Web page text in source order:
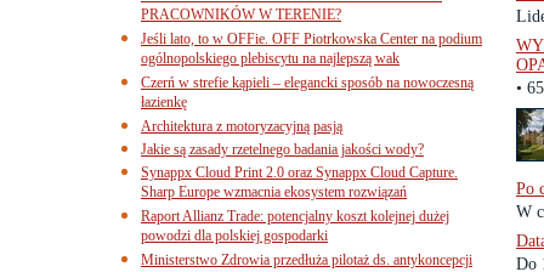
•
Po
W
Do
PRACOWNIKÓW W TERENIE?
Jeśli lato, to w OFFie. OFF Piotrkowska Center na podium
ogólnopolskiego plebiscytu na najlepszą wak
Czerń w strefie kąpieli – elegancki sposób na nowoczesną
łazienkę
Architektura z motoryzacyjną pasją
Jakie są zasady rzetelnego badania jakości wody?
Synappx Cloud Print 2.0 oraz Synappx Cloud Capture.
Sharp Europe wzmacnia ekosystem rozwiązań
Raport Allianz Trade: potencjalny koszt kolejnej dużej
powodzi dla polskiej gospodarki
Ministerstwo Zdrowia przedłuża pilotaż ds. antykoncepcji